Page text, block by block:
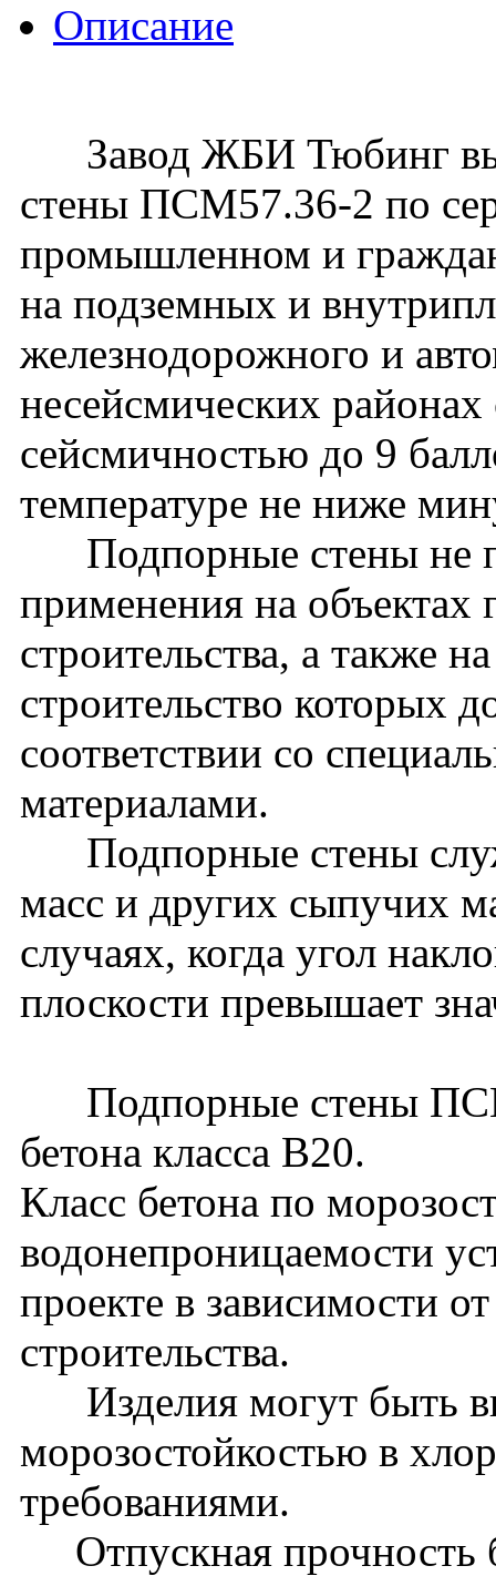
Описание
Завод ЖБИ Тюбинг
стены ПСМ57.36-2 по
промышленном и
на подземных и
железнодорожного и
несейсмических районах
сейсмичностью до 9
температуре не ниже
Подпорные стены не
применения на объектах
строительства, а также
строительство которых
соответствии со
материалами.
Подпорные стены
масс и других сыпучих
случаях, когда угол
плоскости превышает
Подпорные стены
бетона класса В20.
Класс бетона по
водонепроницаемости
проекте в зависимости
строительства.
Изделия могут быть
морозостойкостью в
требованиями.
Отпускная прочность